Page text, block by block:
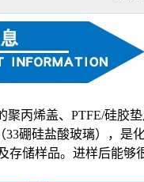
聚丙烯盖、 PTFE/硅胶
33硼硅盐酸玻璃），是
存储样品。进样后能够